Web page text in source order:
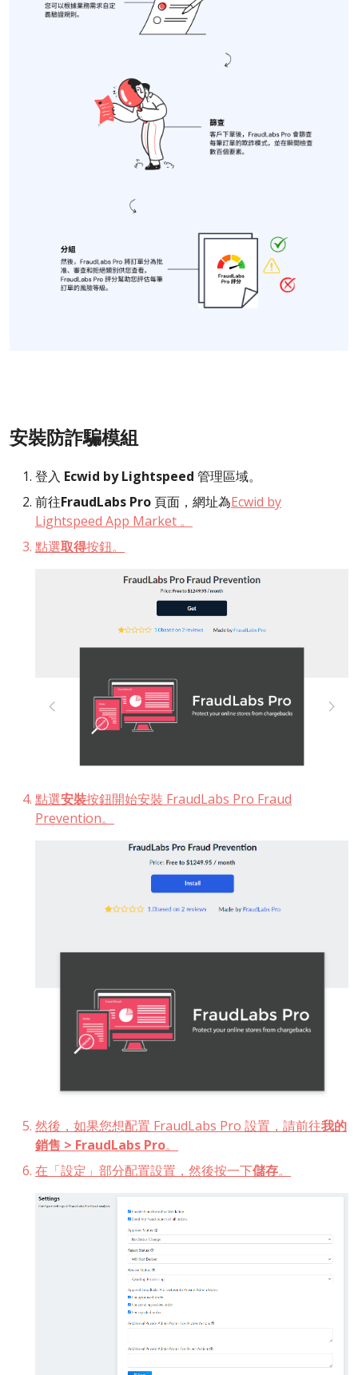
安裝防詐騙模組
登入 Ecwid by Lightspeed 管理區域。
前往FraudLabs Pro 頁面，網址為Ecwid by
Lightspeed App Market 。
點選取得按鈕。
點選安裝按鈕開始安裝 FraudLabs Pro Fraud
Prevention。
然後，如果您想配置 FraudLabs Pro 設置，請前往我的
銷售 > FraudLabs Pro。
在「設定」部分配置設置，然後按一下儲存。